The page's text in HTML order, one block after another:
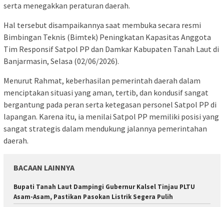
serta menegakkan peraturan daerah.
Hal tersebut disampaikannya saat membuka secara resmi
Bimbingan Teknis (Bimtek) Peningkatan Kapasitas Anggota
Tim Responsif Satpol PP dan Damkar Kabupaten Tanah Laut di
Banjarmasin, Selasa (02/06/2026).
Menurut Rahmat, keberhasilan pemerintah daerah dalam
menciptakan situasi yang aman, tertib, dan kondusif sangat
bergantung pada peran serta ketegasan personel Satpol PP di
lapangan. Karena itu, ia menilai Satpol PP memiliki posisi yang
sangat strategis dalam mendukung jalannya pemerintahan
daerah.
BACAAN LAINNYA
Bupati Tanah Laut Dampingi Gubernur Kalsel Tinjau PLTU
Asam-Asam, Pastikan Pasokan Listrik Segera Pulih